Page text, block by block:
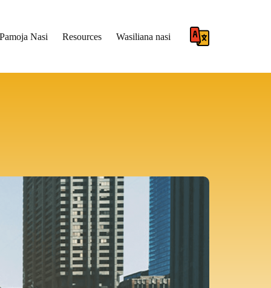
Nasi Resources Wasiliana nasi